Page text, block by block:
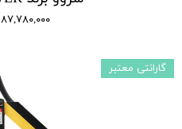
۸۷,۷۸۰,۰۰۰ تومان
گارانتی معتبر